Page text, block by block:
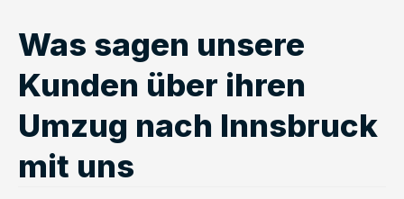
Was sagen unsere
Kunden über ihren
Umzug nach Innsbruck
mit uns